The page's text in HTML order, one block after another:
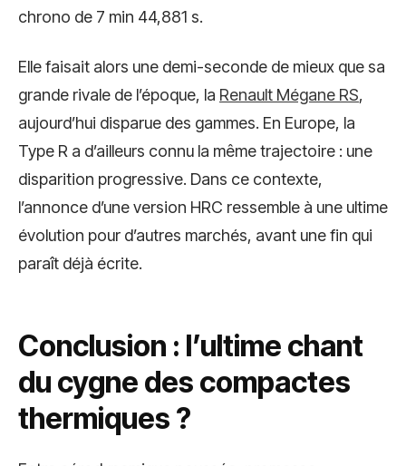
chrono de 7 min 44,881 s.
Elle faisait alors une demi-seconde de mieux que sa
grande rivale de l’époque, la Renault Mégane RS,
aujourd’hui disparue des gammes. En Europe, la
Type R a d’ailleurs connu la même trajectoire : une
disparition progressive. Dans ce contexte,
l’annonce d’une version HRC ressemble à une ultime
évolution pour d’autres marchés, avant une fin qui
paraît déjà écrite.
Conclusion : l’ultime chant
du cygne des compactes
thermiques ?